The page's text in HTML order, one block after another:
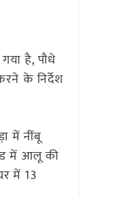
है, पौधे
के निर्देश
में नींबू
में आलू की
में 13